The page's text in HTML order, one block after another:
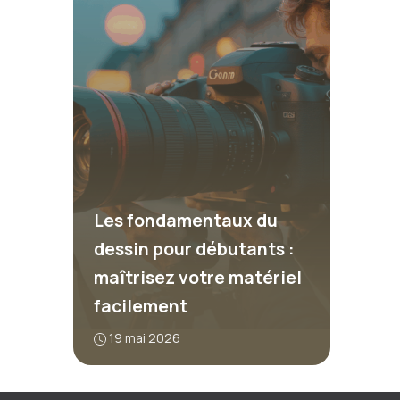
Les fondamentaux du
dessin pour débutants :
maîtrisez votre matériel
facilement
19 mai 2026